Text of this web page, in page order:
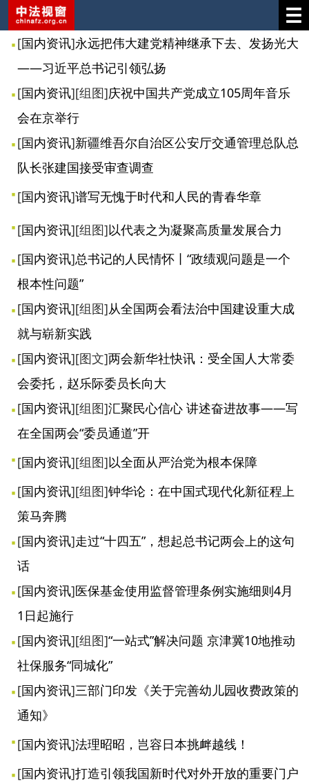
[国内资讯]永远把伟大建党精神继承下去、发扬光大
——习近平总书记引领弘扬
[国内资讯][组图]庆祝中国共产党成立105周年音乐
会在京举行
[国内资讯]新疆维吾尔自治区公安厅交通管理总队总
队长张建国接受审查调查
[国内资讯]谱写无愧于时代和人民的青春华章
[国内资讯][组图]以代表之为凝聚高质量发展合力
[国内资讯]总书记的人民情怀丨“政绩观问题是一个
根本性问题”
[国内资讯][组图]从全国两会看法治中国建设重大成
就与崭新实践
[国内资讯][图文]两会新华社快讯：受全国人大常委
会委托，赵乐际委员长向大
[国内资讯][组图]汇聚民心信心 讲述奋进故事——写
在全国两会“委员通道”开
[国内资讯][组图]以全面从严治党为根本保障
[国内资讯][组图]钟华论：在中国式现代化新征程上
策马奔腾
[国内资讯]走过“十四五”，想起总书记两会上的这句
话
[国内资讯]医保基金使用监督管理条例实施细则4月
1日起施行
[国内资讯][组图]“一站式”解决问题 京津冀10地推动
社保服务“同城化”
[国内资讯]三部门印发《关于完善幼儿园收费政策的
通知》
[国内资讯]法理昭昭，岂容日本挑衅越线！
[国内资讯]打造引领我国新时代对外开放的重要门户